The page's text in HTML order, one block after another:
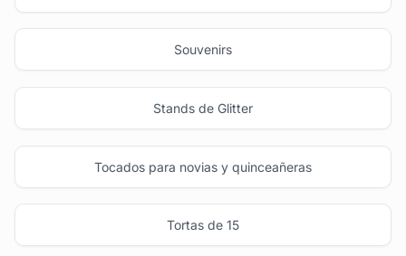
Souvenirs
Stands de Glitter
Tocados para novias y quinceañeras
Tortas de 15